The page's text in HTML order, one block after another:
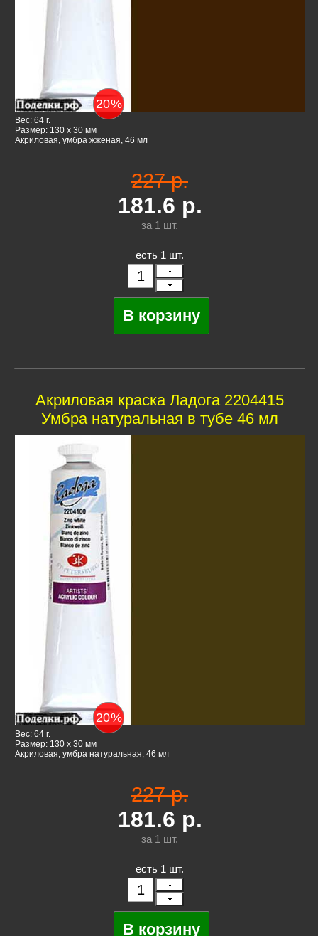
20%
Вес: 64 г.
Размер: 130 x 30 мм
Акриловая, умбра жженая, 46 мл
227 р.
181.6 р.
за 1 шт.
есть 1 шт.
Акриловая краска Ладога 2204415
Умбра натуральная в тубе 46 мл
20%
Вес: 64 г.
Размер: 130 x 30 мм
Акриловая, умбра натуральная, 46 мл
227 р.
181.6 р.
за 1 шт.
есть 1 шт.